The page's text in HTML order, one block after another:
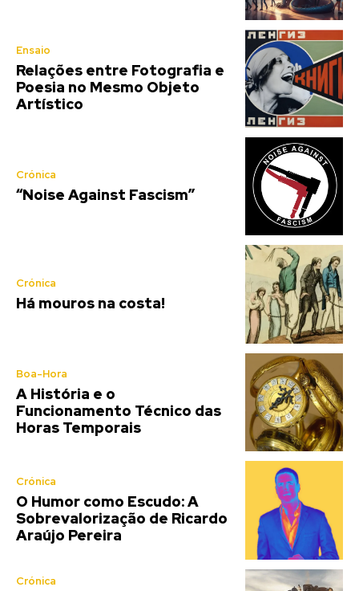
Ensaio
Relações entre Fotografia e
Poesia no Mesmo Objeto
Artístico
Crónica
“Noise Against Fascism”
Crónica
Há mouros na costa!
Boa-Hora
A História e o
Funcionamento Técnico das
Horas Temporais
Crónica
O Humor como Escudo: A
Sobrevalorização de Ricardo
Araújo Pereira
Crónica